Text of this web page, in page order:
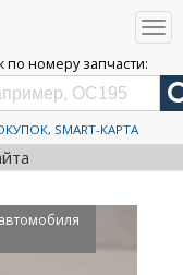
по номеру запчасти:
SMART-КАРТА
обзоры